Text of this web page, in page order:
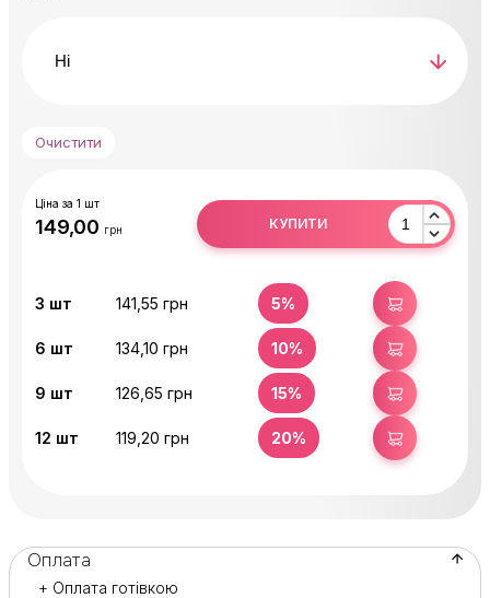
Очистити
Ціна за 1 шт
грн
КУПИТИ
3 шт 141,55 грн 5% КУПИТИ
6 шт 134,10 грн 10% КУПИТИ
9 шт 126,65 грн 15% КУПИТИ
12 шт 119,20 грн 20% КУПИТИ
Оплата
+ Оплата готівкою